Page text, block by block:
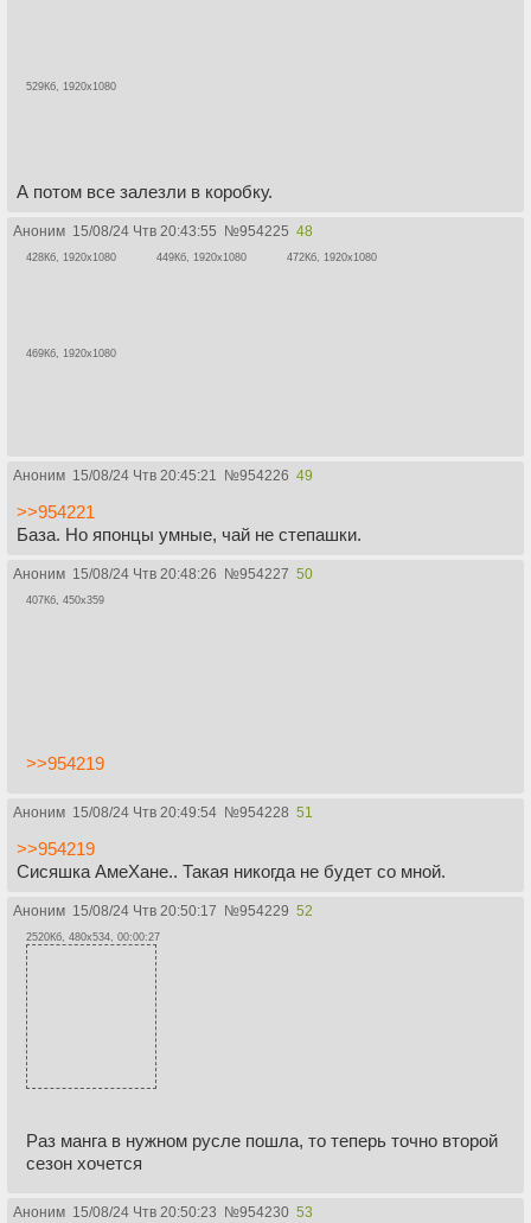
529Кб, 1920x1080
А потом все залезли в коробку.
Аноним 15/08/24 Чтв 20:43:55 №954225 48
428Кб, 1920x1080 449Кб, 1920x1080 472Кб, 1920x1080
469Кб, 1920x1080
Аноним 15/08/24 Чтв 20:45:21 №954226 49
>>954221
База. Но японцы умные, чай не степашки.
Аноним 15/08/24 Чтв 20:48:26 №954227 50
407Кб, 450x359
>>954219
Аноним 15/08/24 Чтв 20:49:54 №954228 51
>>954219
Cисяшка АмеХане.. Такая никогда не будет со мной.
Аноним 15/08/24 Чтв 20:50:17 №954229 52
2520Кб, 480x534, 00:00:27
Раз манга в нужном русле пошла, то теперь точно второй
сезон хочется
Аноним 15/08/24 Чтв 20:50:23 №954230 53